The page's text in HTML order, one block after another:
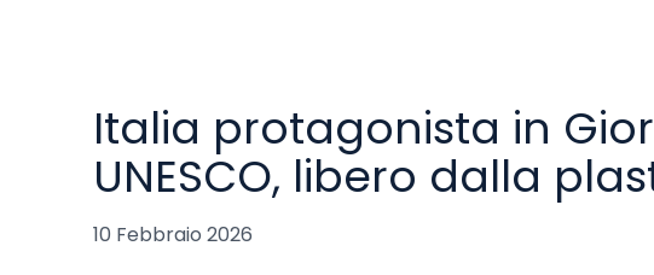
Italia protagonista in
UNESCO, libero dalla
10 Febbraio 2026